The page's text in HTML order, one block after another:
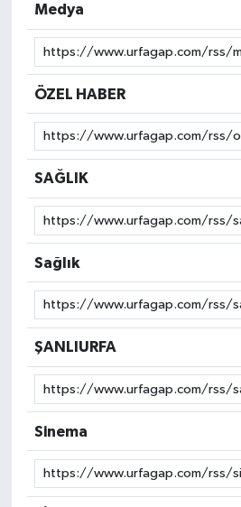
Medya
ÖZEL HABER
SAĞLIK
Sağlık
ŞANLIURFA
Sinema